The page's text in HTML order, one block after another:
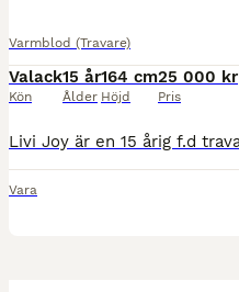
Varmblod (Travare)
Valack
Kön
15 år
Ålder
164 cm
Höjd
25 000 kr
Pris
Vara